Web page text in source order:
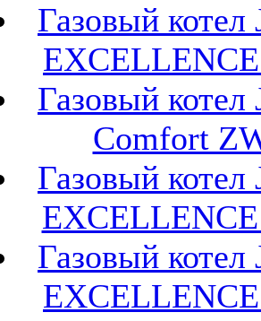
Газовый котел
Газовый котел
Comfort
Газовый котел
Газовый котел